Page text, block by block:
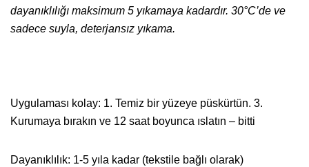
dayanıklılığı maksimum 5 yıkamaya kadardır. 30°C’de ve
sadece suyla, deterjansız yıkama.
Uygulaması kolay: 1. Temiz bir yüzeye püskürtün. 3.
Kurumaya bırakın ve 12 saat boyunca ıslatın – bitti
Dayanıklılık: 1-5 yıla kadar (tekstile bağlı olarak)